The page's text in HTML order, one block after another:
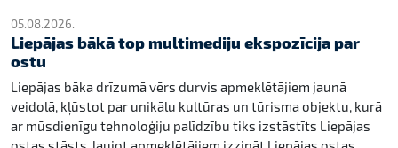
05.08.2026.
Liepājas bākā top multimediju ekspozīcija par
ostu
Liepājas bāka drīzumā vērs durvis apmeklētājiem jaunā
veidolā, kļūstot par unikālu kultūras un tūrisma objektu, kurā
ar mūsdienīgu tehnoloģiju palīdzību tiks izstāstīts Liepājas